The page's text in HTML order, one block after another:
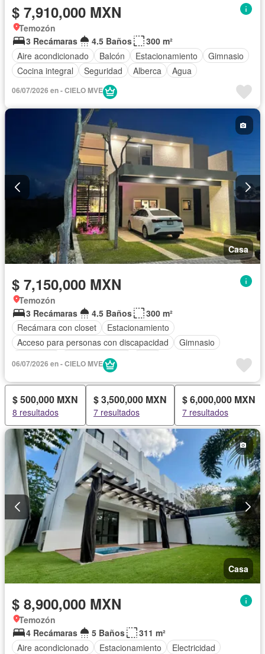
$ 7,910,000 MXN
Temozón
3 Recámaras
4.5 Baños
300 m²
Aire acondicionado
Balcón Estacionamiento
Gimnasio
Cocina integral
Seguridad Alberca Agua
06/07/2026 en - CIELO MVE
Casa
$ 7,150,000 MXN
Temozón
3 Recámaras
4.5 Baños
300 m²
Recámara con closet
Estacionamiento
Acceso para personas con discapacidad
Gimnasio
Cancha de tenis
06/07/2026 en - CIELO MVE
$ 500,000 MXN
8 resultados
$ 3,500,000 MXN
7 resultados
$ 6,000,000 MXN
7 resultados
Casa
$ 8,900,000 MXN
Temozón
4 Recámaras
5 Baños
311 m²
Aire acondicionado
Estacionamiento
Electricidad